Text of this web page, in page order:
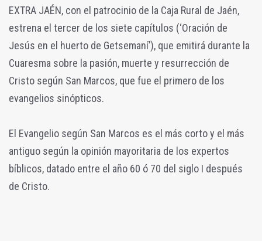
EXTRA JAÉN, con el patrocinio de la Caja Rural de Jaén,
estrena el tercer de los siete capítulos (‘Oración de
Jesús en el huerto de Getsemaní’), que emitirá durante la
Cuaresma sobre la pasión, muerte y resurrección de
Cristo según San Marcos, que fue el primero de los
evangelios sinópticos.
El Evangelio según San Marcos es el más corto y el más
antiguo según la opinión mayoritaria de los expertos
bíblicos, datado entre el año 60 ó 70 del siglo I después
de Cristo.